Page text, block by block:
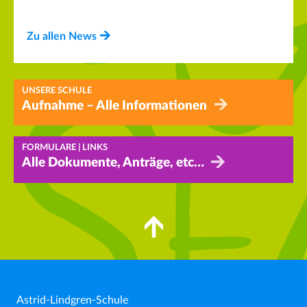
Zu allen News
UNSERE SCHULE
Aufnahme – Alle Informationen
FORMULARE | LINKS
Alle Dokumente, Anträge, etc…
Astrid-Lindgren-Schule